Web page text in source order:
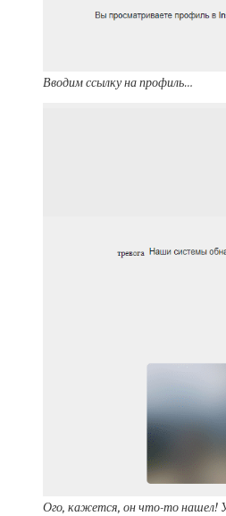
Вводим ссылку на профиль…
Ого, кажется, он что-то нашел!